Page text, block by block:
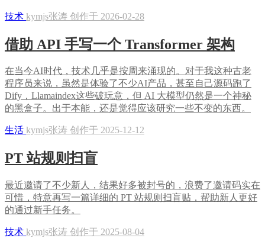
技术 kymjs张涛 创作于 2026-02-28
借助 API 手写一个 Transformer 架构
在当今AI时代，技术几乎是按周来涌现的。对于我这种古老
程序员来说，虽然是体验了不少AI产品，甚至自己源码跑了
Dify，Llamaindex这些破玩意，但 AI 大模型仍然是一个神秘
的黑盒子。出于本能，还是觉得应该研究一些不变的东西。
生活 kymjs张涛 创作于 2025-12-12
PT 站规则扫盲
最近邀请了不少新人，结果好多被封号的，浪费了邀请码实在
可惜，特意再写一篇详细的 PT 站规则扫盲贴，帮助新人更好
的通过新手任务。
技术 kymjs张涛 创作于 2025-08-04